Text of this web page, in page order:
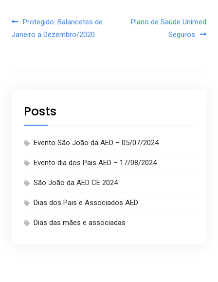
Navegação de Post
Protegido: Balancetes de
Janeiro a Dezembro/2020
Plano de Saúde Unimed
Seguros
Posts
Evento São João da AED – 05/07/2024
Evento dia dos Pais AED – 17/08/2024
São João da AED CE 2024
Dias dos Pais e Associados AED
Dias das mães e associadas